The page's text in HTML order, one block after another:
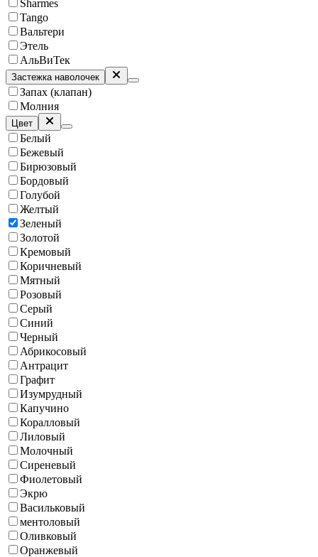
Sharmes
Tango
Вальтери
Этель
АльВиТек
Застежка наволочек
Запах (клапан)
Молния
Цвет
Белый
Бежевый
Бирюзовый
Бордовый
Голубой
Желтый
Зеленый
Золотой
Кремовый
Коричневый
Мятный
Розовый
Серый
Синий
Черный
Абрикосовый
Антрацит
Графит
Изумрудный
Капучино
Коралловый
Лиловый
Молочный
Сиреневый
Фиолетовый
Экрю
Васильковый
ментоловый
Оливковый
Оранжевый